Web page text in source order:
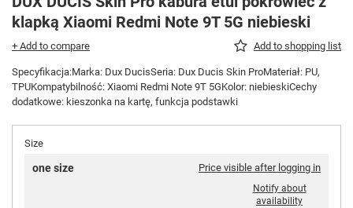
klapką Xiaomi Redmi Note 9T 5G niebieski
+ Add to compare Add to shopping list
Specyfikacja:Marka: Dux DucisSeria: Dux Ducis Skin ProMateriał: PU,
TPUKompatybilność: Xiaomi Redmi Note 9T 5GKolor: niebieskiCechy
dodatkowe: kieszonka na kartę, funkcja podstawki
Size
one size Price visible after logging in
Notify about
availability